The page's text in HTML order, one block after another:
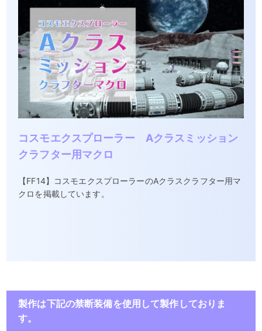
コスモエクスプローラー Aクラスミッション
クラフター用マクロ
【FF14】コスモエクスプローラーのAクラスクラフター用マ
クロを掲載しています。
製作は下記の禁断装備を使用して製作しておりま
す。